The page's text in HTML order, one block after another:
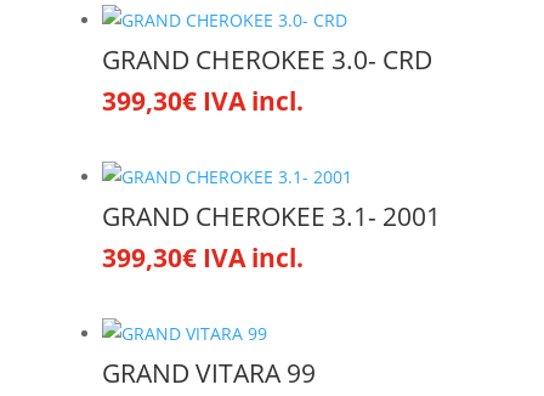
GRAND CHEROKEE 3.0- CRD
399,30€ IVA incl.
GRAND CHEROKEE 3.1- 2001
399,30€ IVA incl.
GRAND VITARA 99